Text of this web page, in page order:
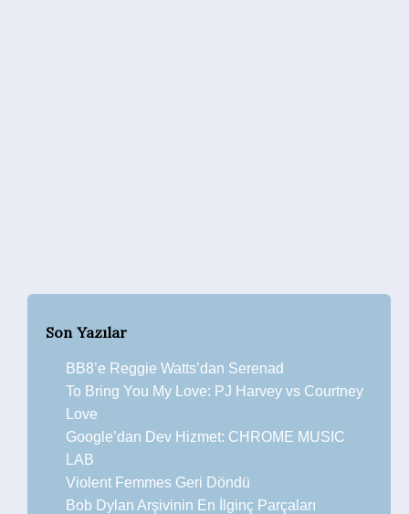
Son Yazılar
BB8’e Reggie Watts’dan Serenad
To Bring You My Love: PJ Harvey vs Courtney
Love
Google’dan Dev Hizmet: CHROME MUSIC
LAB
Violent Femmes Geri Döndü
Bob Dylan Arşivinin En İlginç Parçaları